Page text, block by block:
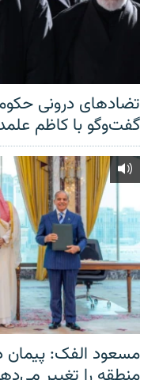
تضادهای درونی
گفت‌‌وگو با کاظم
مسعود الفک: پیمان